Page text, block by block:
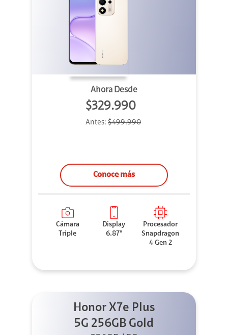
Ahora Desde
$329.990
Antes: $499.990
Conoce más
Cámara
Triple
Display
6.87"
Procesador
Snapdragon
4 Gen 2
Honor X7e Plus
5G 256GB Gold